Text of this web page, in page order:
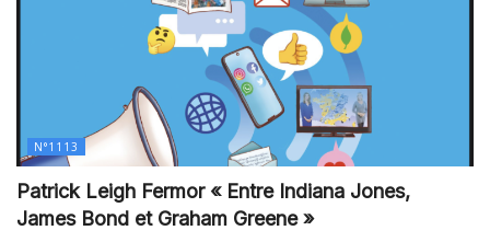
N°1113
Patrick Leigh Fermor « Entre Indiana Jones,
James Bond et Graham Greene »